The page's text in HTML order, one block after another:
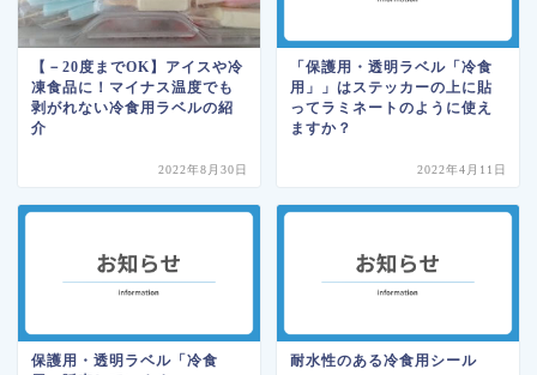
【－20度までOK】アイスや冷
凍食品に！マイナス温度でも
剥がれない冷食用ラベルの紹
介
2022年8月30日
「保護用・透明ラベル「冷食
用」」はステッカーの上に貼
ってラミネートのように使え
ますか？
2022年4月11日
保護用・透明ラベル「冷食
耐水性のある冷食用シール